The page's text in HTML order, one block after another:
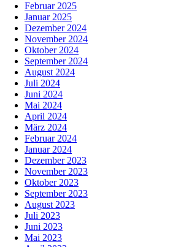
Februar 2025
Januar 2025
Dezember 2024
November 2024
Oktober 2024
September 2024
August 2024
Juli 2024
Juni 2024
Mai 2024
April 2024
März 2024
Februar 2024
Januar 2024
Dezember 2023
November 2023
Oktober 2023
September 2023
August 2023
Juli 2023
Juni 2023
Mai 2023